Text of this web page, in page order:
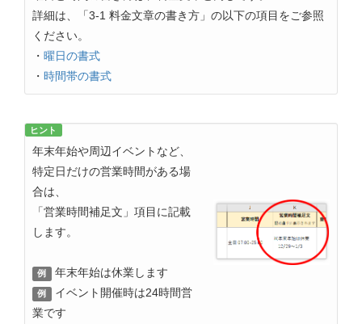
詳細は、「3-1 料金文章の書き方」の以下の項目をご参照
ください。
・ 曜日の書式
・ 時間帯の書式
ヒント
年末年始や周辺イベントなど、
特定日だけの営業時間がある場
合は、
「営業時間補足文」項目に記載
します。
例 年末年始は休業します
例
イベント開催時は24時間営
業です